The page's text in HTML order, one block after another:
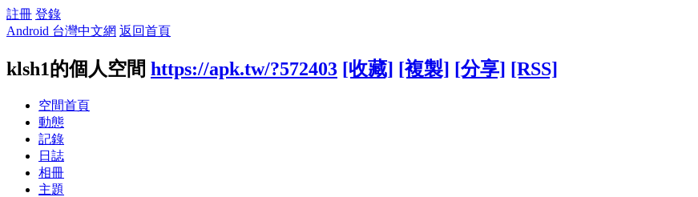
註冊 登錄
Android 台灣中文網 返回首頁
klsh1的個人空間 https://apk.tw/?572403 [收藏] [複製] [分享] [RSS]
空間首頁
動態
記錄
日誌
相冊
主題